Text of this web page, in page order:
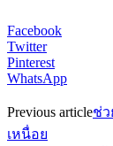
Facebook
Twitter
Pinterest
WhatsApp
Previous articleช่ว
เหนื่อย